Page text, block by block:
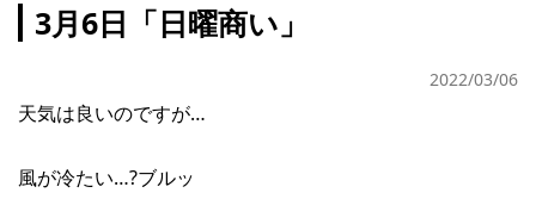
3月6日「日曜商い」
2022/03/06
天気は良いのですが…
風が冷たい…?ブルッ